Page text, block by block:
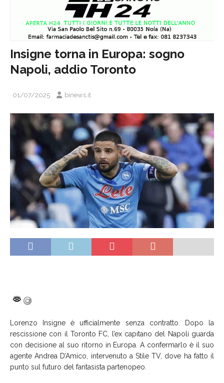
Insigne torna in Europa: sogno
Napoli, addio Toronto
01/07/2025 binews.it
Lorenzo Insigne è ufficialmente senza contratto. Dopo la
rescissione con il Toronto FC, l’ex capitano del Napoli guarda
con decisione al suo ritorno in Europa. A confermarlo è il suo
agente Andrea D’Amico, intervenuto a Stile TV, dove ha fatto il
punto sul futuro del fantasista partenopeo.